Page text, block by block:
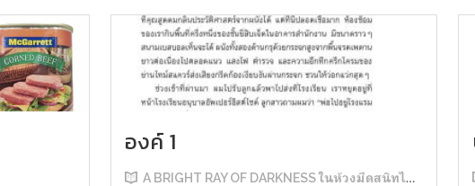
องค์ 1
A BRIGHT RAY OF DARKNESS ในห้วงมืดสนิทไม่มิดแสง